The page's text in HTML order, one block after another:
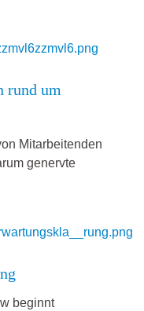
rund um
Mitarbeitenden
genervte
beginnt